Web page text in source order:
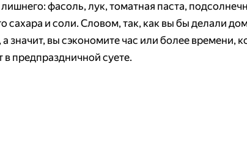
лишнего: фасоль, лук, томатная паста,
сахара и соли. Словом, так, как вы бы делали
а значит, вы сэкономите час или более времени,
в предпраздничной суете.